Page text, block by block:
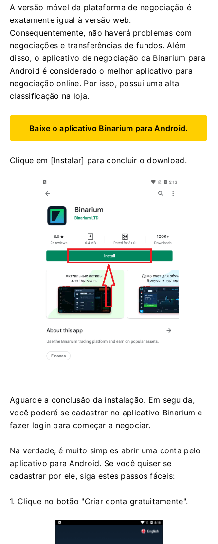
A versão móvel da plataforma de negociação é
exatamente igual à versão web.
Consequentemente, não haverá problemas com
negociações e transferências de fundos. Além
disso, o aplicativo de negociação da Binarium para
Android é considerado o melhor aplicativo para
negociação online. Por isso, possui uma alta
classificação na loja.
Baixe o aplicativo Binarium para Android.
Clique em [Instalar] para concluir o download.
Aguarde a conclusão da instalação. Em seguida,
você poderá se cadastrar no aplicativo Binarium e
fazer login para começar a negociar.
Na verdade, é muito simples abrir uma conta pelo
aplicativo para Android. Se você quiser se
cadastrar por ele, siga estes passos fáceis:
1. Clique no botão "Criar conta gratuitamente".